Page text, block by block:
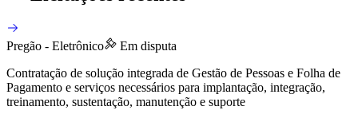
Pregão - Eletrônico
Em disputa
Contratação de solução integrada de Gestão de Pessoas e Folha de
Pagamento e serviços necessários para implantação, integração,
treinamento, sustentação, manutenção e suporte